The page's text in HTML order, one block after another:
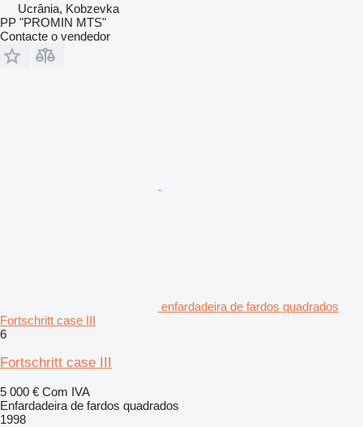
Ucrânia, Kobzevka
PP "PROMIN MTS"
Contacte o vendedor
enfardadeira de fardos quadrados
Fortschritt case III
6
Fortschritt case III
5 000 € Com IVA
Enfardadeira de fardos quadrados
1998